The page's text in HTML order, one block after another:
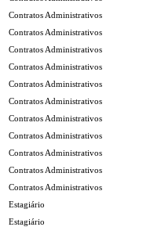
Contratos Administrativos
Contratos Administrativos
Contratos Administrativos
Contratos Administrativos
Contratos Administrativos
Contratos Administrativos
Contratos Administrativos
Contratos Administrativos
Contratos Administrativos
Contratos Administrativos
Contratos Administrativos
Estagiário
Estagiário